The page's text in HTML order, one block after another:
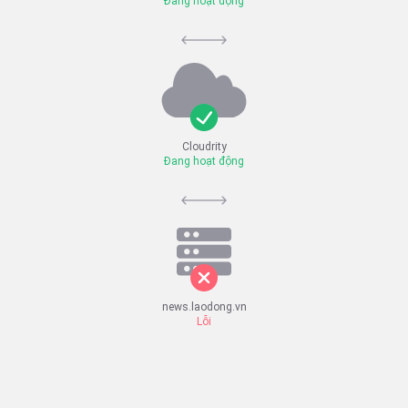
Cloudrity
Đang hoạt động
news.laodong.vn
Lỗi